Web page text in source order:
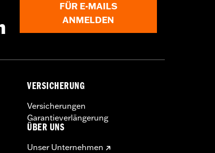
FÜR E-MAILS
ANMELDEN
VERSICHERUNG
Versicherungen
Garantieverlängerung
ÜBER UNS
Unser Unternehmen